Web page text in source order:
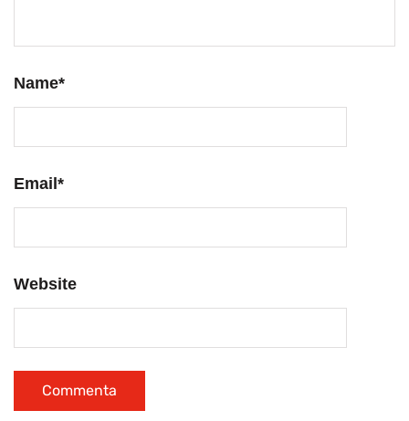
Name*
Email *
Website